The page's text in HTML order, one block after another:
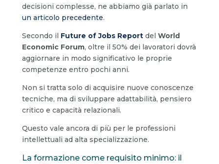
decisioni complesse, ne abbiamo già parlato in
un articolo precedente.
Secondo il Future of Jobs Reportdel World
Economic Forum, oltre il 50% dei lavoratori dovrà
aggiornare in modo significativo le proprie
competenze entro pochi anni.
Non si tratta solo di acquisire nuove conoscenze
tecniche, ma di sviluppare adattabilità, pensiero
critico e capacità relazionali.
Questo vale ancora di più per le professioni
intellettuali ad alta specializzazione.
La formazione come requisito minimo: il